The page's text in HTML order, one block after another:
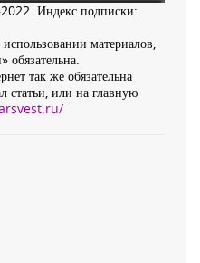
Индекс подписки:
материалов,
обязательна.
так же обязательна
статьи, или на главную